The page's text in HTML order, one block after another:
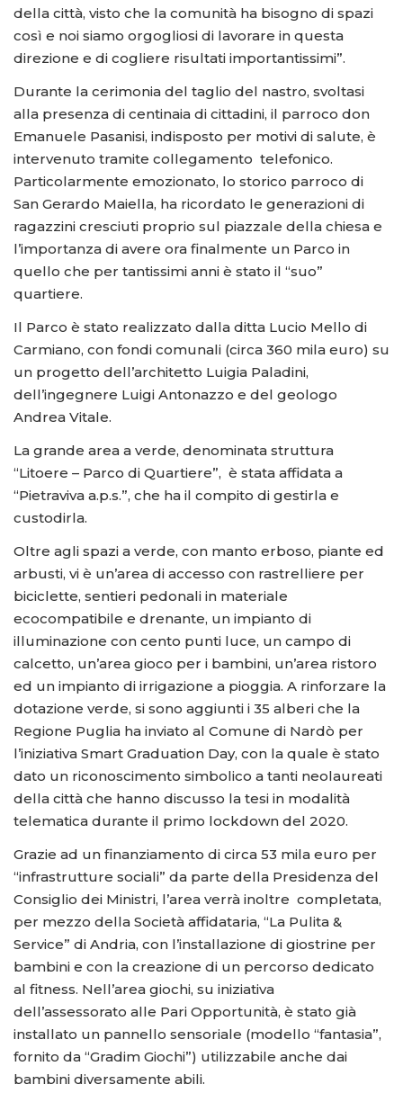
della città, visto che la comunità ha bisogno di spazi
così e noi siamo orgogliosi di lavorare in questa
direzione e di cogliere risultati importantissimi”.
Durante la cerimonia del taglio del nastro, svoltasi
alla presenza di centinaia di cittadini, il parroco don
Emanuele Pasanisi, indisposto per motivi di salute, è
intervenuto tramite collegamento telefonico.
Particolarmente emozionato, lo storico parroco di
San Gerardo Maiella, ha ricordato le generazioni di
ragazzini cresciuti proprio sul piazzale della chiesa e
l’importanza di avere ora finalmente un Parco in
quello che per tantissimi anni è stato il “suo”
quartiere.
Il Parco è stato realizzato dalla ditta Lucio Mello di
Carmiano, con fondi comunali (circa 360 mila euro) su
un progetto dell’architetto Luigia Paladini,
dell’ingegnere Luigi Antonazzo e del geologo
Andrea Vitale.
La grande area a verde, denominata struttura
“Litoere – Parco di Quartiere”, è stata affidata a
“Pietraviva a.p.s.”, che ha il compito di gestirla e
custodirla.
Oltre agli spazi a verde, con manto erboso, piante ed
arbusti, vi è un’area di accesso con rastrelliere per
biciclette, sentieri pedonali in materiale
ecocompatibile e drenante, un impianto di
illuminazione con cento punti luce, un campo di
calcetto, un’area gioco per i bambini, un’area ristoro
ed un impianto di irrigazione a pioggia. A rinforzare la
dotazione verde, si sono aggiunti i 35 alberi che la
Regione Puglia ha inviato al Comune di Nardò per
l’iniziativa Smart Graduation Day, con la quale è stato
dato un riconoscimento simbolico a tanti neolaureati
della città che hanno discusso la tesi in modalità
telematica durante il primo lockdown del 2020.
Grazie ad un finanziamento di circa 53 mila euro per
“infrastrutture sociali” da parte della Presidenza del
Consiglio dei Ministri, l’area verrà inoltre completata,
per mezzo della Società affidataria, “La Pulita &
Service” di Andria, con l’installazione di giostrine per
bambini e con la creazione di un percorso dedicato
al fitness. Nell’area giochi, su iniziativa
dell’assessorato alle Pari Opportunità, è stato già
installato un pannello sensoriale (modello “fantasia”,
fornito da “Gradim Giochi”) utilizzabile anche dai
bambini diversamente abili.